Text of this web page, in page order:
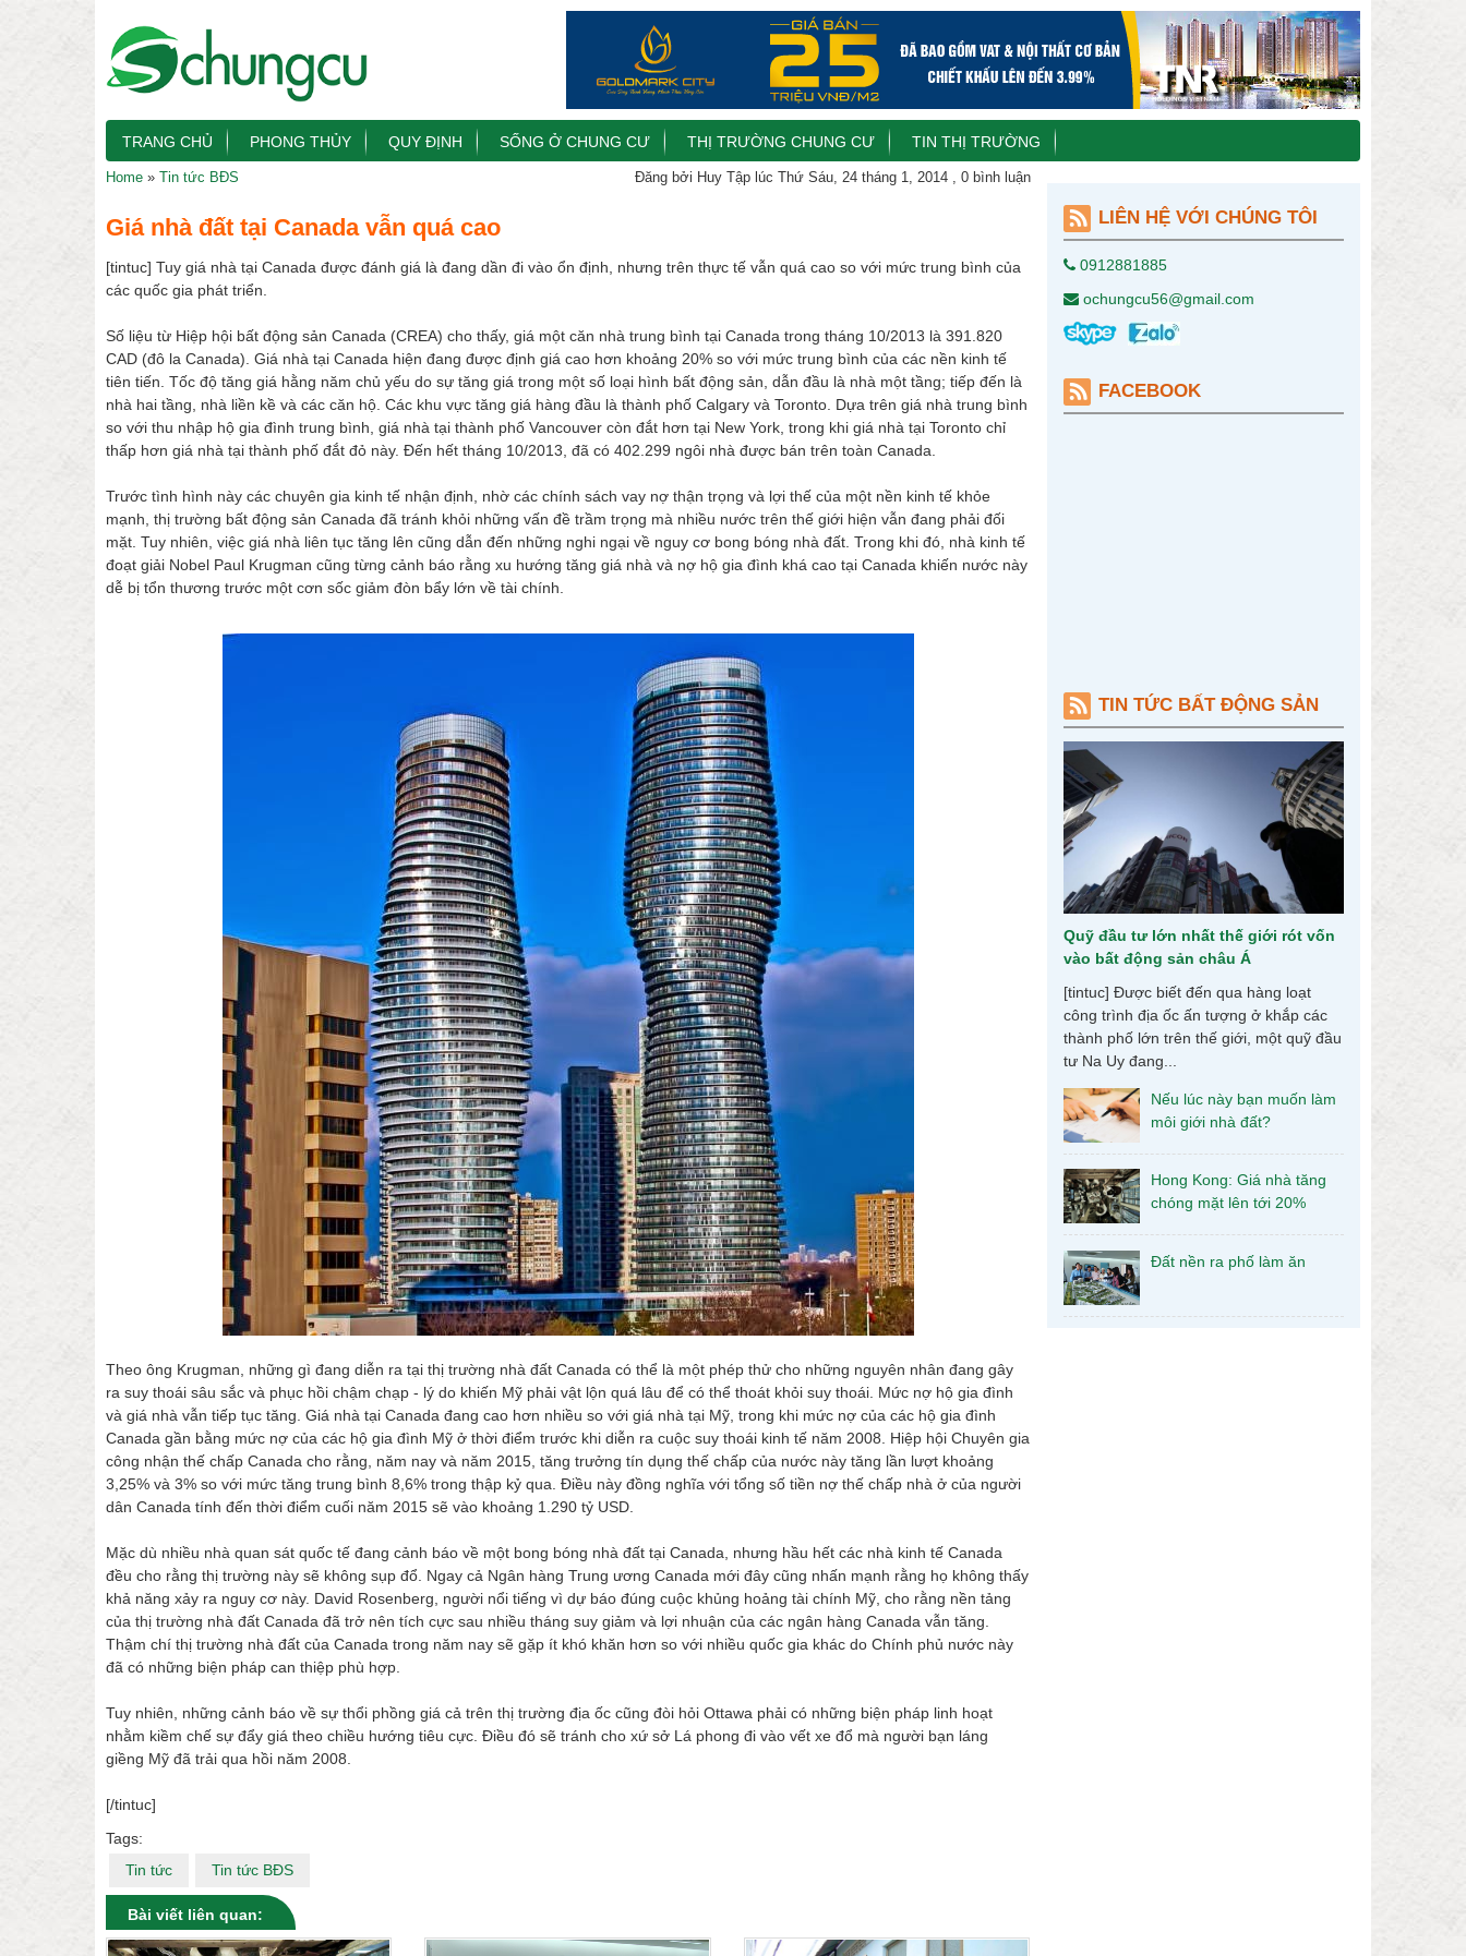
TRANG CHỦ PHONG THỦY QUY ĐỊNH SỐNG Ở CHUNG CƯ THỊ TRƯỜNG CHUNG CƯ TIN THỊ TRƯỜNG
Home » Tin tức BĐS Đăng bởi Huy Tập lúc Thứ Sáu, 24 tháng 1, 2014 , 0 bình luận
Giá nhà đất tại Canada vẫn quá cao
[tintuc] Tuy giá nhà tại Canada được đánh giá là đang dần đi vào ổn định, nhưng trên thực tế vẫn quá cao so với mức trung bình của
các quốc gia phát triển.
Số liệu từ Hiệp hội bất động sản Canada (CREA) cho thấy, giá một căn nhà trung bình tại Canada trong tháng 10/2013 là 391.820
CAD (đô la Canada). Giá nhà tại Canada hiện đang được định giá cao hơn khoảng 20% so với mức trung bình của các nền kinh tế
tiên tiến. Tốc độ tăng giá hằng năm chủ yếu do sự tăng giá trong một số loại hình bất động sản, dẫn đầu là nhà một tầng; tiếp đến là
nhà hai tầng, nhà liền kề và các căn hộ. Các khu vực tăng giá hàng đầu là thành phố Calgary và Toronto. Dựa trên giá nhà trung bình
so với thu nhập hộ gia đình trung bình, giá nhà tại thành phố Vancouver còn đắt hơn tại New York, trong khi giá nhà tại Toronto chỉ
thấp hơn giá nhà tại thành phố đắt đỏ này. Đến hết tháng 10/2013, đã có 402.299 ngôi nhà được bán trên toàn Canada.
Trước tình hình này các chuyên gia kinh tế nhận định, nhờ các chính sách vay nợ thận trọng và lợi thế của một nền kinh tế khỏe
mạnh, thị trường bất động sản Canada đã tránh khỏi những vấn đề trầm trọng mà nhiều nước trên thế giới hiện vẫn đang phải đối
mặt. Tuy nhiên, việc giá nhà liên tục tăng lên cũng dẫn đến những nghi ngại về nguy cơ bong bóng nhà đất. Trong khi đó, nhà kinh tế
đoạt giải Nobel Paul Krugman cũng từng cảnh báo rằng xu hướng tăng giá nhà và nợ hộ gia đình khá cao tại Canada khiến nước này
dễ bị tổn thương trước một cơn sốc giảm đòn bẩy lớn về tài chính.
Theo ông Krugman, những gì đang diễn ra tại thị trường nhà đất Canada có thể là một phép thử cho những nguyên nhân đang gây
ra suy thoái sâu sắc và phục hồi chậm chạp - lý do khiến Mỹ phải vật lộn quá lâu để có thể thoát khỏi suy thoái. Mức nợ hộ gia đình
và giá nhà vẫn tiếp tục tăng. Giá nhà tại Canada đang cao hơn nhiều so với giá nhà tại Mỹ, trong khi mức nợ của các hộ gia đình
Canada gần bằng mức nợ của các hộ gia đình Mỹ ở thời điểm trước khi diễn ra cuộc suy thoái kinh tế năm 2008. Hiệp hội Chuyên gia
công nhận thế chấp Canada cho rằng, năm nay và năm 2015, tăng trưởng tín dụng thế chấp của nước này tăng lần lượt khoảng
3,25% và 3% so với mức tăng trung bình 8,6% trong thập kỷ qua. Điều này đồng nghĩa với tổng số tiền nợ thế chấp nhà ở của người
dân Canada tính đến thời điểm cuối năm 2015 sẽ vào khoảng 1.290 tỷ USD.
Mặc dù nhiều nhà quan sát quốc tế đang cảnh báo về một bong bóng nhà đất tại Canada, nhưng hầu hết các nhà kinh tế Canada
đều cho rằng thị trường này sẽ không sụp đổ. Ngay cả Ngân hàng Trung ương Canada mới đây cũng nhấn mạnh rằng họ không thấy
khả năng xảy ra nguy cơ này. David Rosenberg, người nổi tiếng vì dự báo đúng cuộc khủng hoảng tài chính Mỹ, cho rằng nền tảng
của thị trường nhà đất Canada đã trở nên tích cực sau nhiều tháng suy giảm và lợi nhuận của các ngân hàng Canada vẫn tăng.
Thậm chí thị trường nhà đất của Canada trong năm nay sẽ gặp ít khó khăn hơn so với nhiều quốc gia khác do Chính phủ nước này
đã có những biện pháp can thiệp phù hợp.
Tuy nhiên, những cảnh báo về sự thổi phồng giá cả trên thị trường địa ốc cũng đòi hỏi Ottawa phải có những biện pháp linh hoạt
nhằm kiềm chế sự đẩy giá theo chiều hướng tiêu cực. Điều đó sẽ tránh cho xứ sở Lá phong đi vào vết xe đổ mà người bạn láng
giềng Mỹ đã trải qua hồi năm 2008.
[/tintuc]
Tags:
Tin tức
Tin tức BĐS
Bài viết liên quan:
LIÊN HỆ VỚI CHÚNG TÔI
0912881885
ochungcu56@gmail.com
FACEBOOK
TIN TỨC BẤT ĐỘNG SẢN
Quỹ đầu tư lớn nhất thế giới rót vốn
vào bất động sản châu Á
[tintuc] Được biết đến qua hàng loạt
công trình địa ốc ấn tượng ở khắp các
thành phố lớn trên thế giới, một quỹ đầu
tư Na Uy đang...
Nếu lúc này bạn muốn làm
môi giới nhà đất?
Hong Kong: Giá nhà tăng
chóng mặt lên tới 20%
Đất nền ra phố làm ăn